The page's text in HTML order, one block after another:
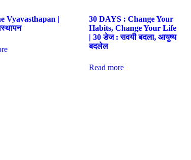
Vyavasthapan |
30 DAYS : Change Your
Habits, Change Your Life
| 30 डेज : सवयी बदला, आयुष्य
बदलेल
Read more